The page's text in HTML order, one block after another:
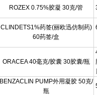
ROZEX 0.75%胶凝 30克/管
CLINDETS1%药签(丽欧迅仿制药)
60药签/盒
ORACEA 40毫克/胶囊 30胶囊/瓶
BENZACLIN PUMP外用凝胶 50克/
瓶